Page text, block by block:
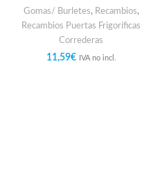
Gomas/ Burletes, Recambios,
Recambios Puertas Frigoríficas
Correderas
11,59€ IVA no incl.